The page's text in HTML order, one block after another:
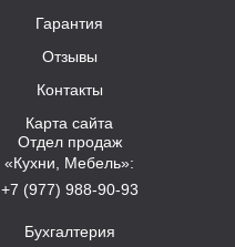
Гарантия
Отзывы
Контакты
Карта сайта
Отдел продаж
«Кухни, Мебель»:
+7 (977) 988-90-93
Бухгалтерия